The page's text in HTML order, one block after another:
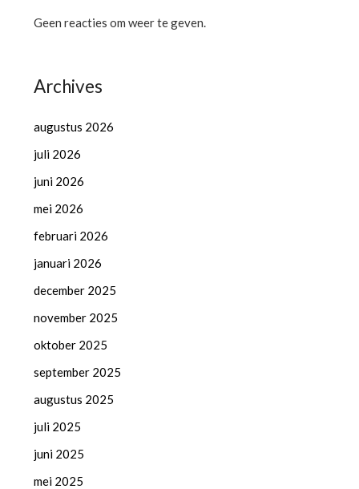
Geen reacties om weer te geven.
Archives
augustus 2026
juli 2026
juni 2026
mei 2026
februari 2026
januari 2026
december 2025
november 2025
oktober 2025
september 2025
augustus 2025
juli 2025
juni 2025
mei 2025